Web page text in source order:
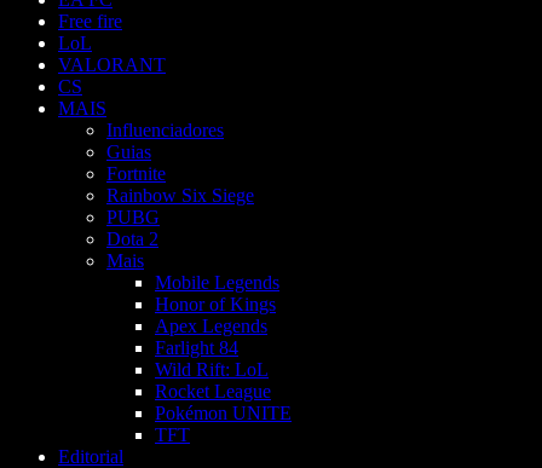
Free fire
LoL
VALORANT
CS
MAIS
Influenciadores
Guias
Fortnite
Rainbow Six Siege
PUBG
Dota 2
Mais
Mobile Legends
Honor of Kings
Apex Legends
Farlight 84
Wild Rift: LoL
Rocket League
Pokémon UNITE
TFT
Editorial